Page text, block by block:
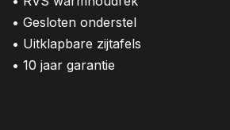
• Gesloten onderstel
• Uitklapbare zijtafels
• 10 jaar garantie